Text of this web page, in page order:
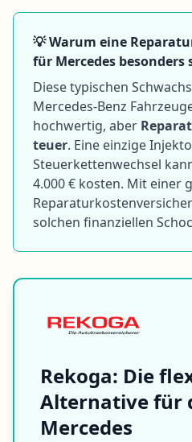
💡 Warum eine
für Mercedes
Diese typischen
Mercedes-Benz
hochwertig, aber
teuer. Eine einzige
Steuerkettenwechsel
4.000 € kosten. Mit einer
solchen finanziellen
Rekoga: Die
Alternative für
Mercedes